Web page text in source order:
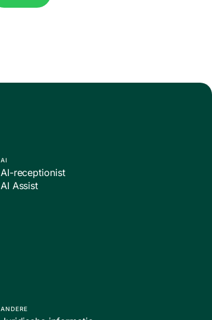
AI
AI-receptionist
AI Assist
ANDERE